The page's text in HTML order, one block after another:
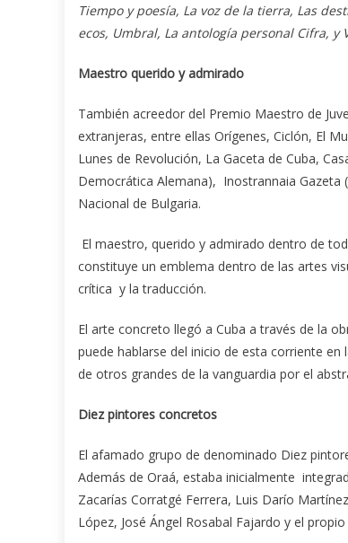
Tiempo y poesía, La voz de la tierra, Las
ecos, Umbral, La antología personal Cifra, y
Maestro querido y admirado
También acreedor del Premio Maestro de
extranjeras, entre ellas Orígenes, Ciclón, El
Lunes de Revolución, La Gaceta de Cuba,
Democrática Alemana), Inostrannaia Gazeta
Nacional de Bulgaria.
El maestro, querido y admirado dentro de
constituye un emblema dentro de las artes
crítica y la traducción.
El arte concreto llegó a Cuba a través de la
puede hablarse del inicio de esta corriente
de otros grandes de la vanguardia por el
Diez pintores concretos
El afamado grupo de denominado Diez
Además de Oraá, estaba inicialmente
Zacarías Corratgé Ferrera, Luis Darío
López, José Ángel Rosabal Fajardo y el propio